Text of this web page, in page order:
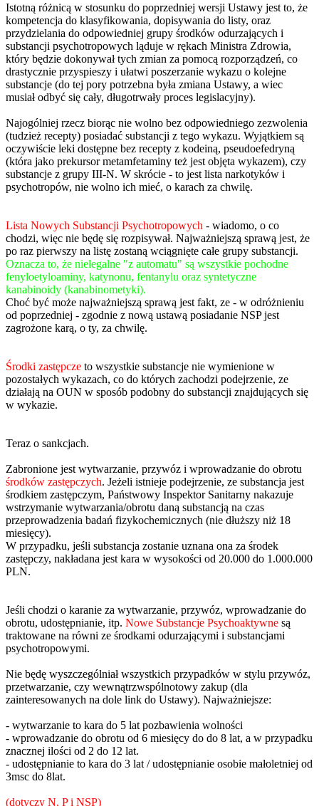
Istotną różnicą w stosunku do poprzedniej wersji Ustawy jest to, że
kompetencja do klasyfikowania, dopisywania do listy, oraz
przydzielania do odpowiedniej grupy środków odurzających i
substancji psychotropowych ląduje w rękach Ministra Zdrowia,
który będzie dokonywał tych zmian za pomocą rozporządzeń, co
drastycznie przyspieszy i ułatwi poszerzanie wykazu o kolejne
substancje (do tej pory potrzebna była zmiana Ustawy, a wiec
musiał odbyć się cały, długotrwały proces legislacyjny).
Najogólniej rzecz biorąc nie wolno bez odpowiedniego zezwolenia
(tudzież recepty) posiadać substancji z tego wykazu. Wyjątkiem są
oczywiście leki dostępne bez recepty z kodeiną, pseudoefedryną
(która jako prekursor metamfetaminy też jest objęta wykazem), czy
substancje z grupy III-N. W skrócie - to jest lista narkotyków i
psychotropów, nie wolno ich mieć, o karach za chwilę.
Lista Nowych Substancji Psychotropowych - wiadomo, o co
chodzi, więc nie będę się rozpisywał. Najważniejszą sprawą jest, że
po raz pierwszy na listę zostaną wciągnięte całe grupy substancji.
Oznacza to, że nielegalne "z automatu" są wszystkie pochodne
fenyloetyloaminy, katynonu, fentanylu oraz syntetyczne
kanabinoidy (kanabinometyki).
Choć być może najważniejszą sprawą jest fakt, ze - w odróżnieniu
od poprzedniej - zgodnie z nową ustawą posiadanie NSP jest
zagrożone karą, o ty, za chwilę.
Środki zastępcze to wszystkie substancje nie wymienione w
pozostałych wykazach, co do których zachodzi podejrzenie, ze
działają na OUN w sposób podobny do substancji znajdujących się
w wykazie.
Teraz o sankcjach.
Zabronione jest wytwarzanie, przywóz i wprowadzanie do obrotu
środków zastępczych. Jeżeli istnieje podejrzenie, ze substancja jest
środkiem zastępczym, Państwowy Inspektor Sanitarny nakazuje
wstrzymanie wytwarzania/obrotu daną substancją na czas
przeprowadzenia badań fizykochemicznych (nie dłuższy niż 18
miesięcy).
W przypadku, jeśli substancja zostanie uznana ona za środek
zastępczy, nakładana jest kara w wysokości od 20.000 do 1.000.000
PLN.
Jeśli chodzi o karanie za wytwarzanie, przywóz, wprowadzanie do
obrotu, udostępnianie, itp. Nowe Substancje Psychoaktywne są
traktowane na równi ze środkami odurzającymi i substancjami
psychotropowymi.
Nie będę wyszczególniał wszystkich przypadków w stylu przywóz,
przetwarzanie, czy wewnątrzwspólnotowy zakup (dla
zainteresowanych na dole link do Ustawy). Najważniejsze:
- wytwarzanie to kara do 5 lat pozbawienia wolności
- wprowadzanie do obrotu od 6 miesięcy do do 8 lat, a w przypadku
znacznej ilości od 2 do 12 lat.
- udostępnianie to kara do 3 lat / udostępnianie osobie małoletniej od
3msc do 8lat.
(dotyczy N, P i NSP)